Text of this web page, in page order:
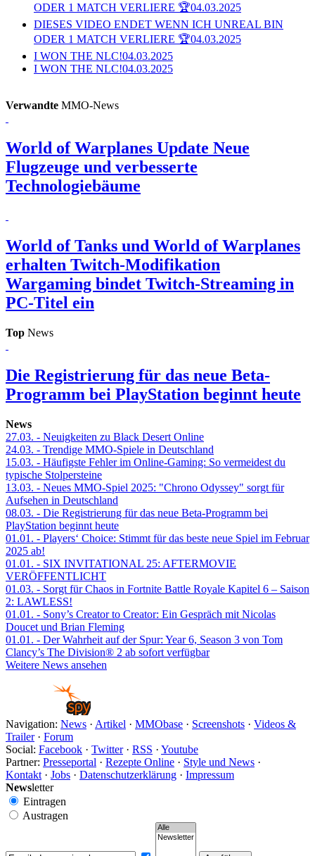
ODER 1 MATCH VERLIERE 🏆04.03.2025
DIESES VIDEO ENDET WENN ICH UNREAL BIN
ODER 1 MATCH VERLIERE 🏆04.03.2025
I WON THE NLC!04.03.2025
I WON THE NLC!04.03.2025
Verwandte MMO-News
World of Warplanes Update Neue
Flugzeuge und verbesserte
Technologiebäume
World of Tanks und World of Warplanes
erhalten Twitch-Modifikation
Wargaming bindet Twitch-Streaming in
PC-Titel ein
Top News
Die Registrierung für das neue Beta-
Programm bei PlayStation beginnt heute
News
27.03. - Neuigkeiten zu Black Desert Online
24.03. - Trendige MMO-Spiele in Deutschland
15.03. - Häufigste Fehler im Online-Gaming: So vermeidest du
typische Stolpersteine
13.03. - Neues MMO-Spiel 2025: "Chrono Odyssey" sorgt für
Aufsehen in Deutschland
08.03. - Die Registrierung für das neue Beta-Programm bei
PlayStation beginnt heute
01.01. - Players‘ Choice: Stimmt für das beste neue Spiel im Februar
2025 ab!
01.01. - SIX INVITATIONAL 25: AFTERMOVIE
VERÖFFENTLICHT
01.03. - Sorgt für Chaos in Fortnite Battle Royale Kapitel 6 – Saison
2: LAWLESS!
01.01. - Sony’s Creator to Creator: Ein Gespräch mit Nicolas
Doucet und Brian Fleming
01.01. - Der Wahrheit auf der Spur: Year 6, Season 3 von Tom
Clancy’s The Division® 2 ab sofort verfügbar
Weitere News ansehen
Navigation: News · Artikel · MMObase · Screenshots · Videos &
Trailer· Forum
Social: Facebook · Twitter· RSS · Youtube
Partner: Presseportal · Rezepte Online · Style und News ·
Kontakt · Jobs · Datenschutzerklärung · Impressum
Newsletter
Eintragen
Austragen